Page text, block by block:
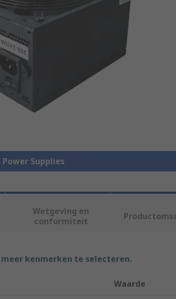
Supplies
Wetgeving en
conformiteit
kenmerken te selecteren.
Waarde